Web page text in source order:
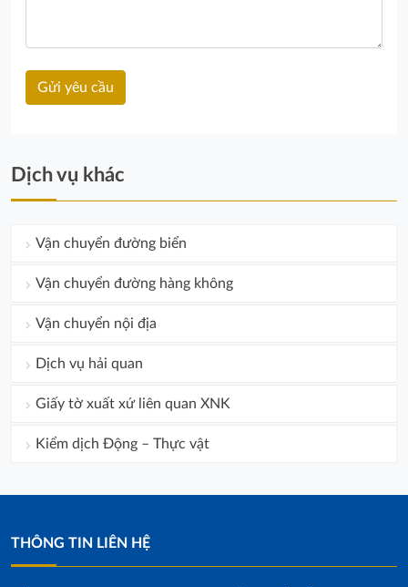
Dịch vụ khác
Vận chuyển đường biển
Vận chuyển đường hàng không
Vận chuyển nội địa
Dịch vụ hải quan
Giấy tờ xuất xứ liên quan XNK
Kiểm dịch Động – Thực vật
THÔNG TIN LIÊN HỆ